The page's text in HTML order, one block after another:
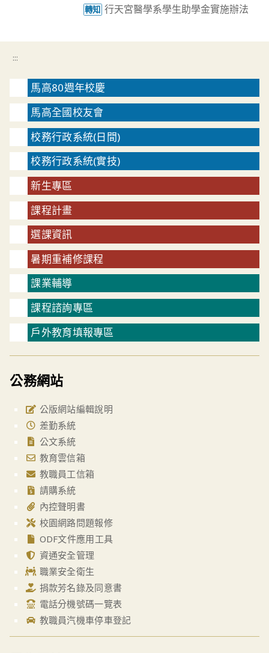
轉知 行天宮醫學系學生助學金實施辦法
:::
馬高80週年校慶
馬高全國校友會
校務行政系統(日間)
校務行政系統(實技)
新生專區
課程計畫
選課資訊
暑期重補修課程
課業輔導
課程諮詢專區
戶外教育填報專區
公務網站
公版網站編輯說明
差勤系統
公文系統
教育雲信箱
教職員工信箱
請購系統
內控聲明書
校園網路問題報修
ODF文件應用工具
資通安全管理
職業安全衛生
捐款芳名錄及同意書
電話分機號碼一覽表
教職員汽機車停車登記